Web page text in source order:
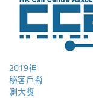
2019神
秘客戶撥
測大獎